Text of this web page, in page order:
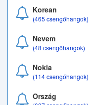
Korean
(465 csengőhangok)
Nevem
(48 csengőhangok)
Nokia
(114 csengőhangok)
Ország